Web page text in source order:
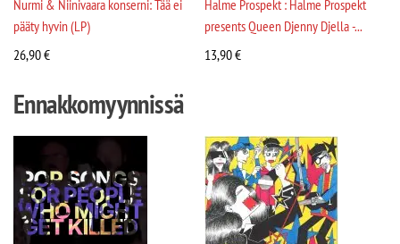
Nurmi & Niinivaara konserni: Tää ei
pääty hyvin (LP)
26,90€
Halme Prospekt : Halme Prospekt
presents Queen Djenny Djella -...
13,90€
Ennakkomyynnissä